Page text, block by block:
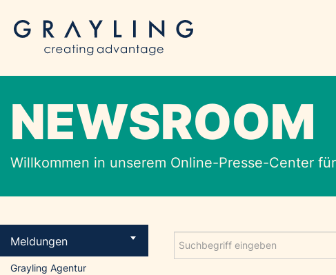
NEWSROOM
Willkommen in unserem Online-Presse-Center
Meldungen
Grayling Agentur